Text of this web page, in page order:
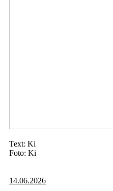
Text: Ki
Foto: Ki
14.06.2026